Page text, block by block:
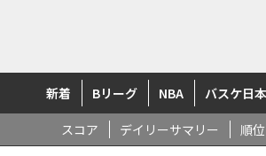
新着 Bリーグ NBA バスケ日
スコア デイリーサマリー 順位